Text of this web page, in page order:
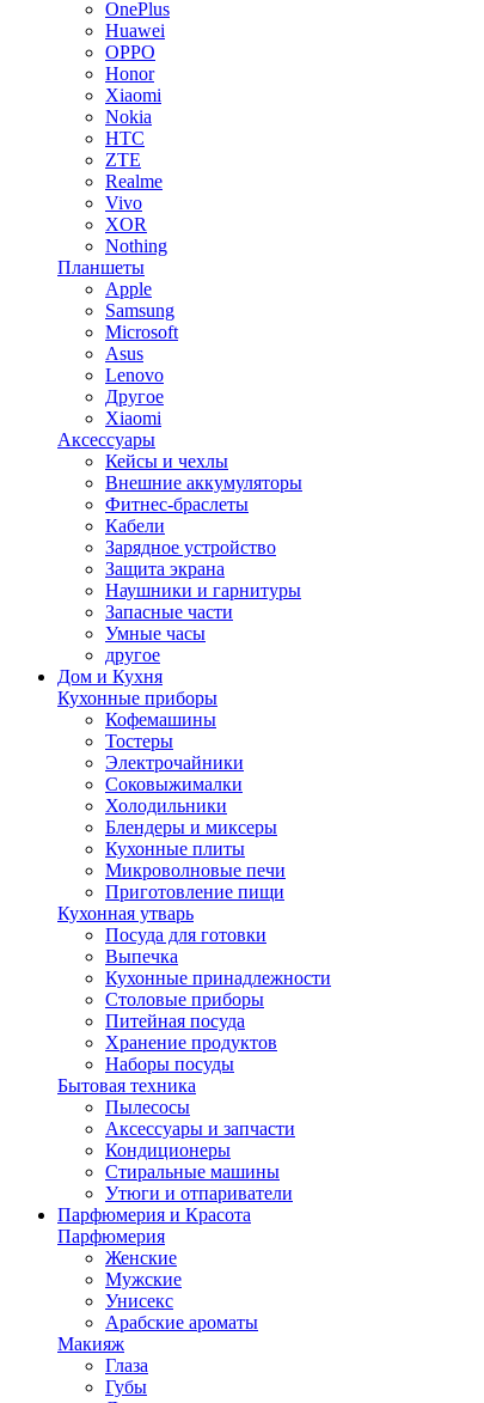
OnePlus
Huawei
OPPO
Honor
Xiaomi
Nokia
HTC
ZTE
Realme
Vivo
XOR
Nothing
Планшеты
Apple
Samsung
Microsoft
Asus
Lenovo
Другое
Xiaomi
Аксессуары
Кейсы и чехлы
Внешние аккумуляторы
Фитнес-браслеты
Кабели
Зарядное устройство
Защита экрана
Наушники и гарнитуры
Запасные части
Умные часы
другое
Дом и Кухня
Кухонные приборы
Кофемашины
Тостеры
Электрочайники
Соковыжималки
Холодильники
Блендеры и миксеры
Кухонные плиты
Микроволновые печи
Приготовление пищи
Кухонная утварь
Посуда для готовки
Выпечка
Кухонные принадлежности
Столовые приборы
Питейная посуда
Хранение продуктов
Наборы посуды
Бытовая техника
Пылесосы
Аксессуары и запчасти
Кондиционеры
Стиральные машины
Утюги и отпариватели
Парфюмерия и Красота
Парфюмерия
Женские
Мужские
Унисекс
Арабские ароматы
Макияж
Глаза
Губы